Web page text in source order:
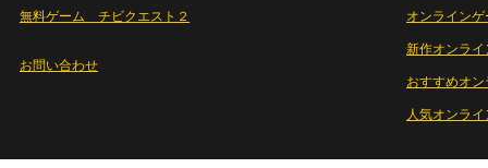
無料ゲーム チビクエスト２
お問い合わせ
オンライン
新作オンライ
おすすめオ
人気オンラ